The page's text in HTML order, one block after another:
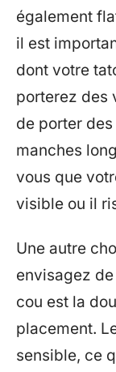
également
il est
dont votre
porterez des
de porter
manches
vous que
visible ou il
Une autre
envisagez
cou est la
placement.
sensible, ce